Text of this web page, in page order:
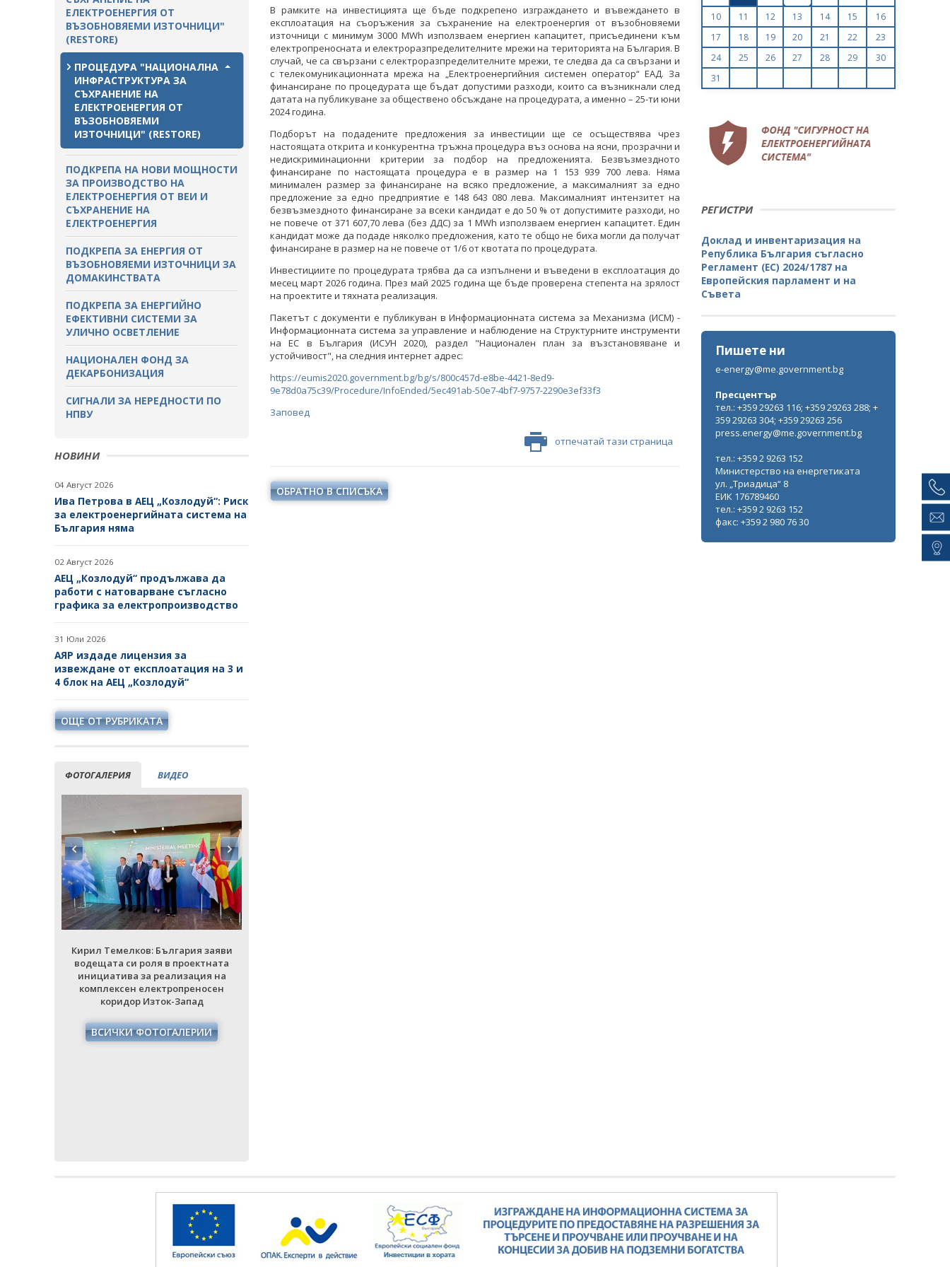
ЕЛЕКТРОЕНЕРГИЯ ОТ
ВЪЗОБНОВЯЕМИ ИЗТОЧНИЦИ"
(RESTORE)
ПРОЦЕДУРА "НАЦИОНАЛНА
ИНФРАСТРУКТУРА ЗА
СЪХРАНЕНИЕ НА
ЕЛЕКТРОЕНЕРГИЯ ОТ
ВЪЗОБНОВЯЕМИ
ИЗТОЧНИЦИ" (RESTORE)
ПОДКРЕПА НА НОВИ МОЩНОСТИ
ЗА ПРОИЗВОДСТВО НА
ЕЛЕКТРОЕНЕРГИЯ ОТ ВЕИ И
СЪХРАНЕНИЕ НА
ЕЛЕКТРОЕНЕРГИЯ
ПОДКРЕПА ЗА ЕНЕРГИЯ ОТ
ВЪЗОБНОВЯЕМИ ИЗТОЧНИЦИ ЗА
ДОМАКИНСТВАТА
ПОДКРЕПА ЗА ЕНЕРГИЙНО
ЕФЕКТИВНИ СИСТЕМИ ЗА
УЛИЧНО ОСВЕТЛЕНИЕ
НАЦИОНАЛЕН ФОНД ЗА
ДЕКАРБОНИЗАЦИЯ
СИГНАЛИ ЗА НЕРЕДНОСТИ ПО
НПВУ
НОВИНИ
04 Август 2026
Ива Петрова в АЕЦ „Козлодуй“: Риск
за електроенергийната система на
България няма
02 Август 2026
АЕЦ „Козлодуй“ продължава да
работи с натоварване съгласно
графика за електропроизводство
31 Юли 2026
АЯР издаде лицензия за
извеждане от експлоатация на 3 и
4 блок на АЕЦ „Козлодуй“
ОЩЕ ОТ РУБРИКАТА
ФОТОГАЛЕРИЯ ВИДЕО
Кирил Темелков: България заяви
водещата си роля в проектната
инициатива за реализация на
комплексен електропреносен
коридор Изток-Запад
ВСИЧКИ ФОТОГАЛЕРИИ
В рамките на инвестицията ще бъде подкрепено изграждането и въвеждането в
експлоатация на съоръжения за съхранение на електроенергия от възобновяеми
източници с минимум 3000 MWh използваем енергиен капацитет, присъединени към
електропреносната и електроразпределителните мрежи на територията на България. В
случай, че са свързани с електроразпределителните мрежи, те следва да са свързани и
с телекомуникационната мрежа на „Електроенергийния системен оператор“ ЕАД. За
финансиране по процедурата ще бъдат допустими разходи, които са възникнали след
датата на публикуване за обществено обсъждане на процедурата, а именно – 25-ти юни
2024 година.
Подборът на подадените предложения за инвестиции ще се осъществява чрез
настоящата открита и конкурентна тръжна процедура въз основа на ясни, прозрачни и
недискриминационни критерии за подбор на предложенията. Безвъзмездното
финансиране по настоящата процедура е в размер на 1 153 939 700 лева. Няма
минимален размер за финансиране на всяко предложение, а максималният за едно
предложение за едно предприятие е 148 643 080 лева. Максималният интензитет на
безвъзмездното финансиране за всеки кандидат е до 50 % от допустимите разходи, но
не повече от 371 607,70 лева (без ДДС) за 1 MWh използваем енергиен капацитет. Един
кандидат може да подаде няколко предложения, като те общо не биха могли да получат
финансиране в размер на не повече от 1/6 от квотата по процедурата.
Инвестициите по процедурата трябва да са изпълнени и въведени в експлоатация до
месец март 2026 година. През май 2025 година ще бъде проверена степента на зрялост
на проектите и тяхната реализация.
Пакетът с документи е публикуван в Информационната система за Механизма (ИСМ) -
Информационната система за управление и наблюдение на Структурните инструменти
на ЕС в България (ИСУН 2020), раздел "Национален план за възстановяване и
устойчивост", на следния интернет адрес:
https://eumis2020.government.bg/bg/s/800c457d-e8be-4421-8ed9-
9e78d0a75c39/Procedure/InfoEnded/5ec491ab-50e7-4bf7-9757-2290e3ef33f3
Заповед
отпечатай тази страница
ОБРАТНО В СПИСЪКА
10
11 12 13 14 15
16
17
18 19 20 21 22
23
24
25 26 27 28 29
30
31
РЕГИСТРИ
Доклад и инвентаризация на
Република България съгласно
Регламент (ЕС) 2024/1787 на
Европейския парламент и на
Съвета
Пишете ни
e-energy@me.government.bg
Пресцентър
тел.: +359 29263 116; +359 29263 288; +
359 29263 304; +359 29263 256
press.energy@me.government.bg
тел.: +359 2 9263 152
Министерство на енергетиката
ул. „Триадица“ 8
ЕИК 176789460
тел.: +359 2 9263 152
факс: +359 2 980 76 30